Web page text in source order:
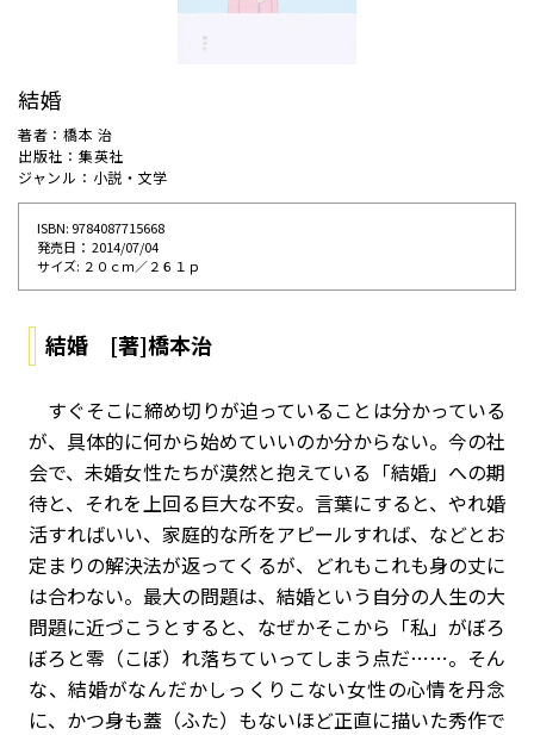
結婚
著者：橋本 治
出版社：集英社
ジャンル：小説・文学
ISBN: 9784087715668
発売⽇： 2014/07/04
サイズ: ２０ｃｍ／２６１ｐ
結婚 [著]橋本治
すぐそこに締め切りが迫っていることは分かっている
が、具体的に何から始めていいのか分からない。今の社
会で、未婚女性たちが漠然と抱えている「結婚」への期
待と、それを上回る巨大な不安。言葉にすると、やれ婚
活すればいい、家庭的な所をアピールすれば、などとお
定まりの解決法が返ってくるが、どれもこれも身の丈に
は合わない。最大の問題は、結婚という自分の人生の大
問題に近づこうとすると、なぜかそこから「私」がぼろ
ぼろと零（こぼ）れ落ちていってしまう点だ……。そん
な、結婚がなんだかしっくりこない女性の心情を丹念
に、かつ身も蓋（ふた）もないほど正直に描いた秀作で